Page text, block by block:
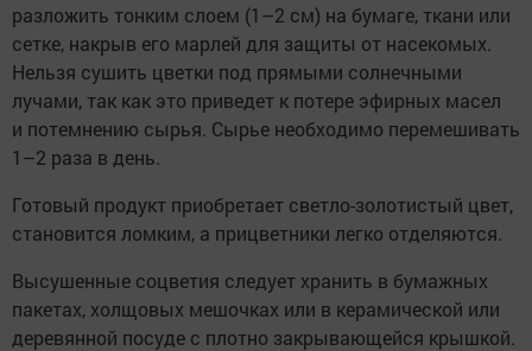
разложить тонким слоем (1–2 см) на бумаге, ткани или
сетке, накрыв его марлей для защиты от насекомых.
Нельзя сушить цветки под прямыми солнечными
лучами, так как это приведет к потере эфирных масел
и потемнению сырья. Сырье необходимо перемешивать
1–2 раза в день.
Готовый продукт приобретает светло-золотистый цвет,
становится ломким, а прицветники легко отделяются.
Высушенные соцветия следует хранить в бумажных
пакетах, холщовых мешочках или в керамической или
деревянной посуде с плотно закрывающейся крышкой.